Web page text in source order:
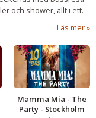
och shower, allt i ett.
Läs mer
Mamma Mia - The
Party - Stockholm